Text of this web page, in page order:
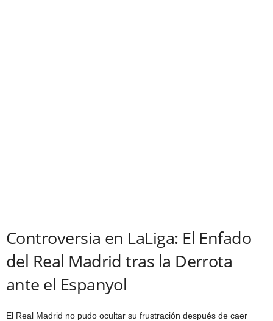
Controversia en LaLiga: El Enfado
del Real Madrid tras la Derrota
ante el Espanyol
El Real Madrid no pudo ocultar su frustración después de caer